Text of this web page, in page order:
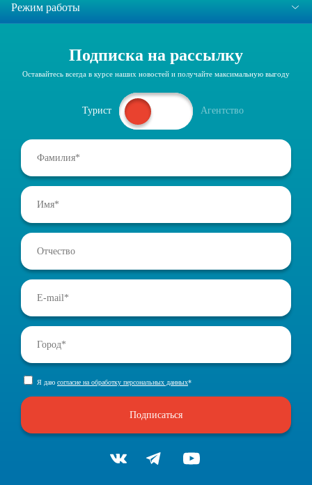
Режим работы
Подписка на рассылку
Оставайтесь всегда в курсе наших новостей и получайте максимальную выгоду
Турист Агентство
Я даю согласие на обработку персональных данных*
Подписаться